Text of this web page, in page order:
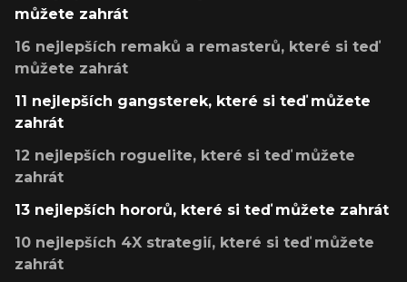
můžete zahrát
16 nejlepších remaků a remasterů, které si teď
můžete zahrát
11 nejlepších gangsterek, které si teď můžete
zahrát
12 nejlepších roguelite, které si teď můžete
zahrát
13 nejlepších hororů, které si teď můžete zahrát
10 nejlepších 4X strategií, které si teď můžete
zahrát